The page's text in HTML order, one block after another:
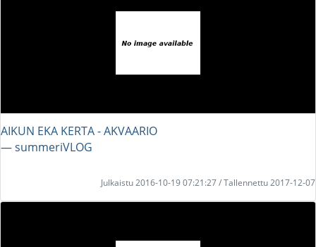
AIKUN EKA KERTA - AKVAARIO
― summeriVLOG
Julkaistu 2016-10-19 07:21:27 / Tallennettu 2017-12-07